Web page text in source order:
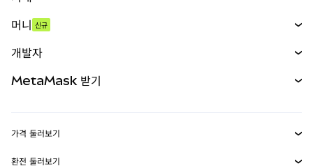
무기한 선물
실물자산
머니 신규
개발자
MetaMask 받기
가격 둘러보기
환전 둘러보기